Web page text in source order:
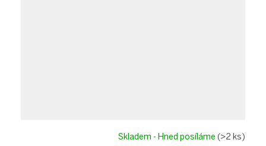
Skladem - Hned posíláme (>2 ks)